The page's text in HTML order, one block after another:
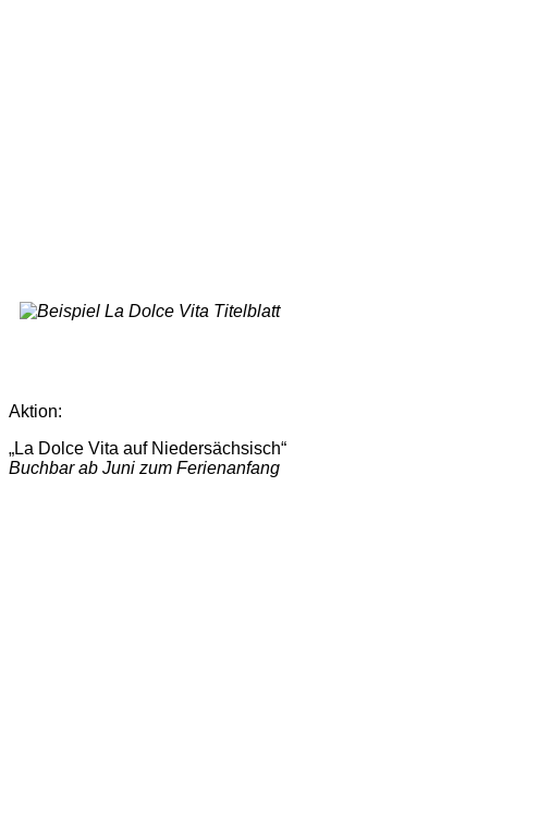
Aktion:
„La Dolce Vita auf Niedersächsisch“
Buchbar ab Juni zum Ferienanfang